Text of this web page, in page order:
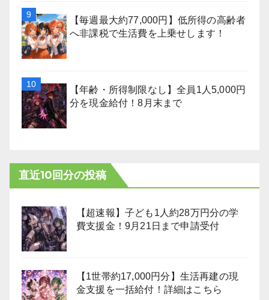
【毎週最大約77,000円】低所得の高齢者
へ非課税で生活費を上乗せします！
【年齢・所得制限なし】全員1人5,000円
分を現金給付！8月末まで
直近10回分の投稿
【超速報】子ども1人約28万円分の学
費支援金！9月21日まで申請受付
【1世帯約17,000円分】生活再建の現
金支援を一括給付！詳細はこちら